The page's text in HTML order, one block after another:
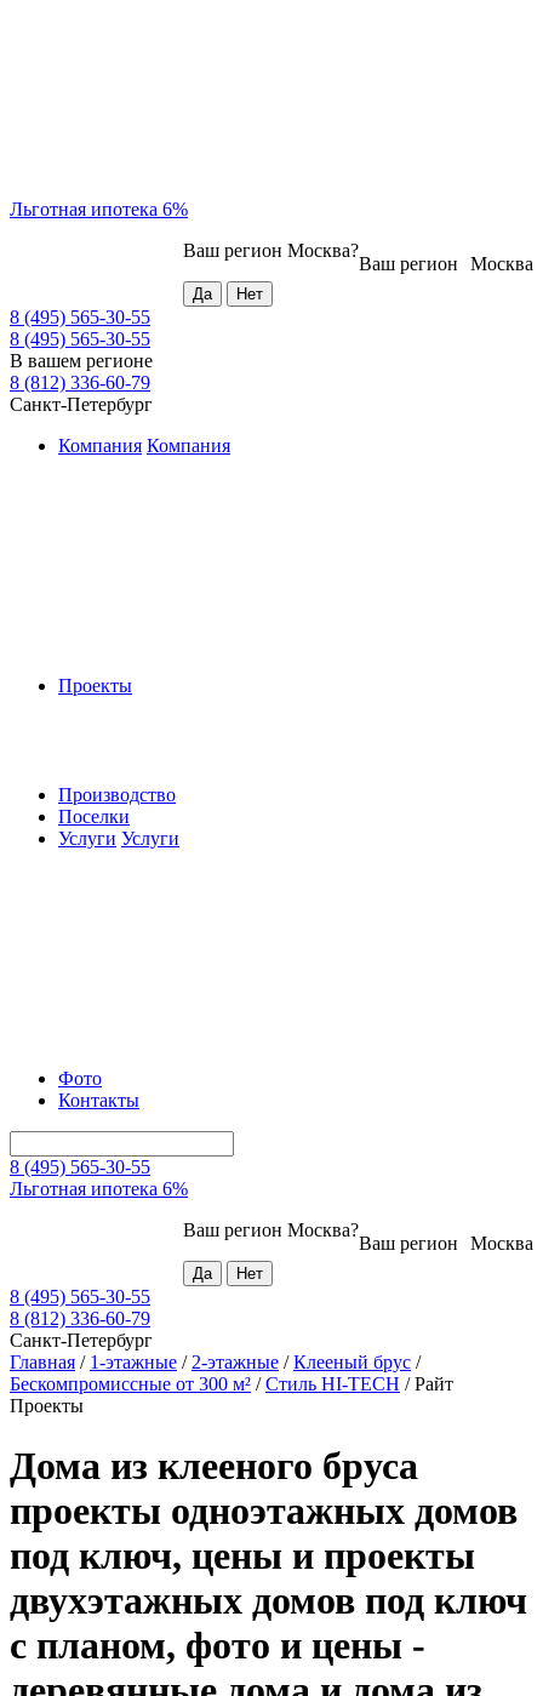
Льготная ипотека 6%
Москва
Ваш регион
Ваш регион Москва?
8 (495) 565-30-55
8 (495) 565-30-55
В вашем регионе
8 (812) 336-60-79
Санкт-Петербург
Компания Компания
Проекты
Производство
Поселки
Услуги Услуги
Фото
Контакты
8 (495) 565-30-55
Льготная ипотека 6%
Москва
Ваш регион
Ваш регион Москва?
8 (495) 565-30-55
8 (812) 336-60-79
Санкт-Петербург
Главная / 1-этажные / 2-этажные /Клееный брус /
Бескомпромиссные от 300 м² /Стиль HI-TECH /Райт
Проекты
Дома из клееного бруса
проекты одноэтажных домов
под ключ, цены и проекты
двухэтажных домов под ключ
с планом, фото и цены -